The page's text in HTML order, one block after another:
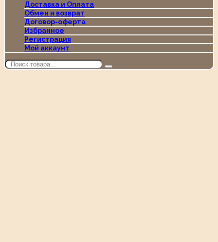
Доставка и Оплата
Обмен и возврат
Договор-оферта
Избранное
Регистрация
Мой аккаунт